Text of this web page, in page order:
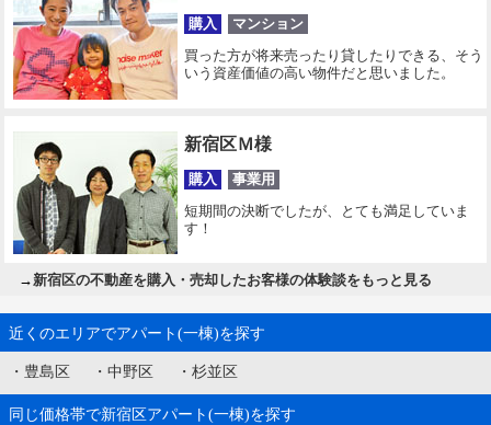
購入 マンション
買った方が将来売ったり貸したりできる、そう
いう資産価値の高い物件だと思いました。
新宿区Ｍ様
購入 事業用
短期間の決断でしたが、とても満足していま
す！
→新宿区の不動産を購入・売却したお客様の体験談をもっと見る
近くのエリアでアパート(一棟)を探す
・ 豊島区 ・ 中野区 ・ 杉並区
同じ価格帯で新宿区アパート(一棟)を探す